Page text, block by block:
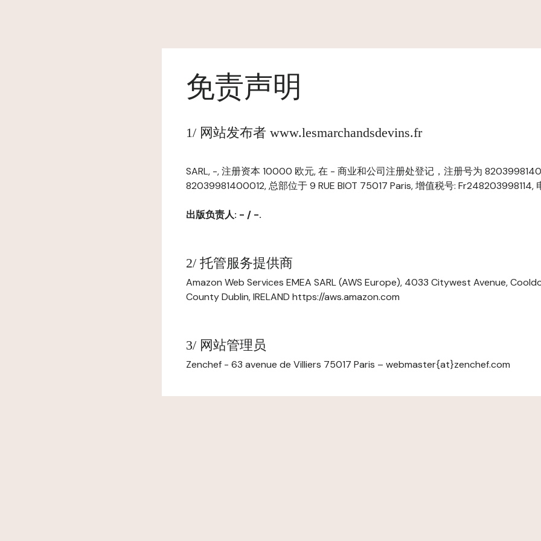
免责声明
1/ 网站发布者 www.lesmarchandsdevins.fr
SARL, -, 注册资本 10000 欧元, 在 - 商业和公司注册处登记，注册号为
82039981400012, 总部位于 9 RUE BIOT 75017 Paris, 增值税号: Fr248203998114,
出版负责人: - / -.
2/ 托管服务提供商
Amazon Web Services EMEA SARL (AWS Europe), 4033 Citywest Avenue,
County Dublin, IRELAND https://aws.amazon.com
3/ 网站管理员
Zenchef - 63 avenue de Villiers 75017 Paris – webmaster{at}zenchef.com